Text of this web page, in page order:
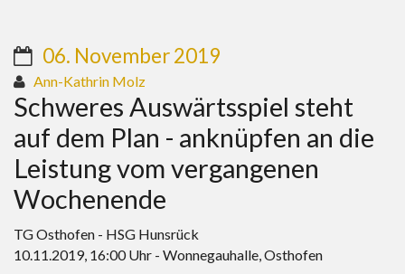
06. November 2019
Ann-Kathrin Molz
Schweres Auswärtsspiel steht
auf dem Plan - anknüpfen an die
Leistung vom vergangenen
Wochenende
TG Osthofen - HSG Hunsrück
10.11.2019, 16:00 Uhr - Wonnegauhalle, Osthofen